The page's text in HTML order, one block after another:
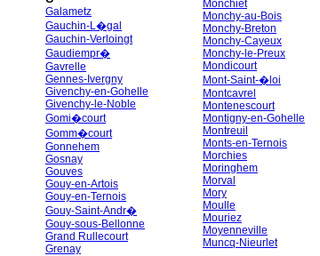
Galametz
Gauchin-L�gal
Gauchin-Verloingt
Gaudiempr�
Gavrelle
Gennes-Ivergny
Givenchy-en-Gohelle
Givenchy-le-Noble
Gomi�court
Gomm�court
Gonnehem
Gosnay
Gouves
Gouy-en-Artois
Gouy-en-Ternois
Gouy-Saint-Andr�
Gouy-sous-Bellonne
Grand Rullecourt
Grenay
Monchiet
Monchy-au-Bois
Monchy-Breton
Monchy-Cayeux
Monchy-le-Preux
Mondicourt
Mont-Saint-�loi
Montcavrel
Montenescourt
Montigny-en-Gohelle
Montreuil
Monts-en-Ternois
Morchies
Moringhem
Morval
Mory
Moulle
Mouriez
Moyenneville
Muncq-Nieurlet